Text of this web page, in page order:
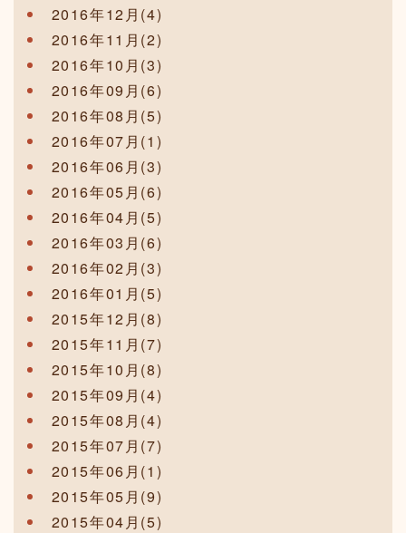
2016年12月(4)
2016年11月(2)
2016年10月(3)
2016年09月(6)
2016年08月(5)
2016年07月(1)
2016年06月(3)
2016年05月(6)
2016年04月(5)
2016年03月(6)
2016年02月(3)
2016年01月(5)
2015年12月(8)
2015年11月(7)
2015年10月(8)
2015年09月(4)
2015年08月(4)
2015年07月(7)
2015年06月(1)
2015年05月(9)
2015年04月(5)